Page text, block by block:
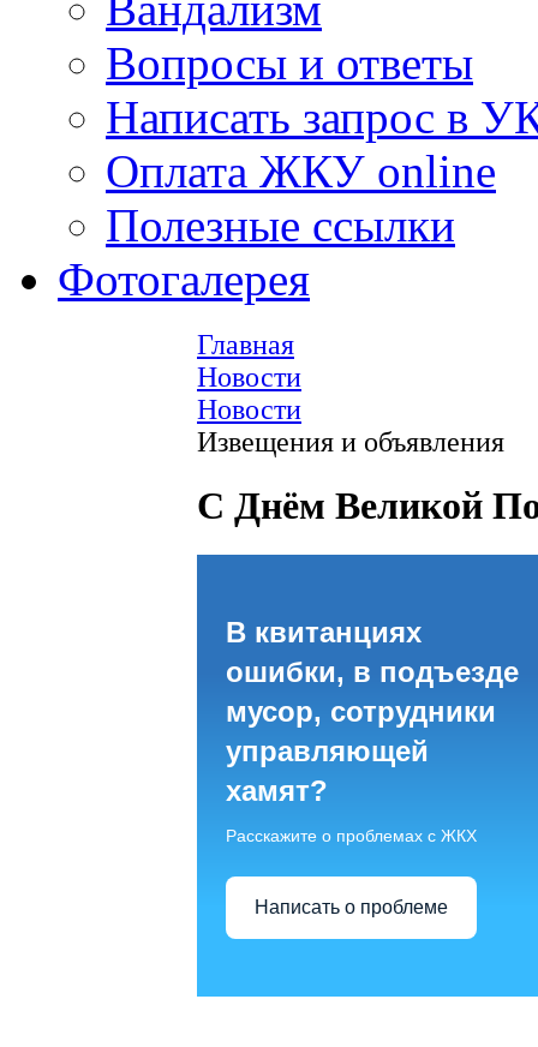
Вопросы и ответы
Написать запрос в
Оплата ЖКУ online
Полезные ссылки
Фотогалерея
Главная
Новости
Новости
Извещения и объявления
С Днём Великой
В квитанциях
ошибки, в подъезде
мусор, сотрудники
управляющей
хамят?
Расскажите о проблемах с ЖКХ
Написать о проблеме